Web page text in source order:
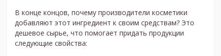
В конце концов, почему производители косметики
добавляют этот ингредиент к своим средствам? Это
дешевое сырье, что помогает придать продукции
следующие свойства: